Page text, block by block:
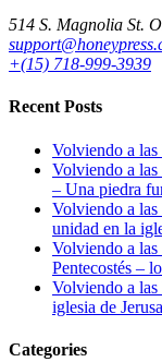
514 S. Magnolia St.
+(15) 718-999-3939
Recent Posts
Volviendo a
Volviendo a
– Una piedra
Volviendo a
unidad en la
Volviendo a
Pentecostés –
Volviendo a
iglesia de
Categories